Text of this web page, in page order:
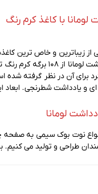
لومانا با کاغذ کرم رنگ
از زیباترین و خاص ترین
کند. دفتر
برای آن در نظر گرفته
شطرنجی. ابعاد این نوت بوک
لومانا
نوت بوک سیمی به صفحه
طراحی و تولید می